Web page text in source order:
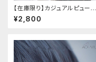
【在庫限り】カジュアルピューリ
タンカラープレッピーブラウス
¥2,800